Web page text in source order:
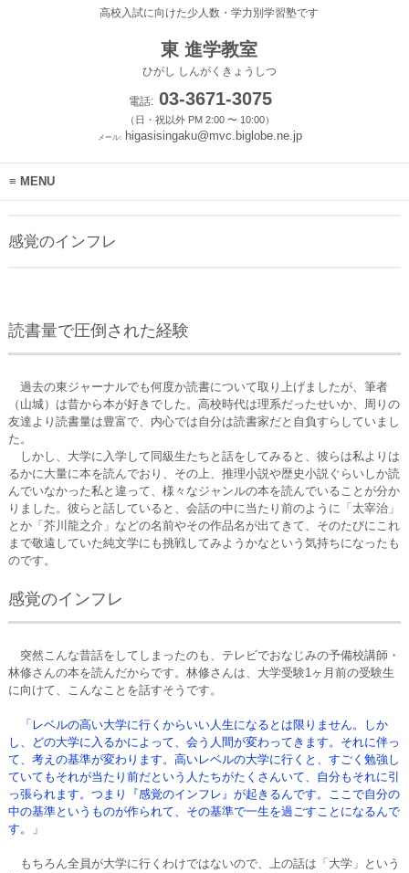
高校入試に向けた少人数・学力別学習塾です
東 進学教室
ひがし しんがくきょうしつ
電話:03-3671-3075
（日・祝以外 PM 2:00 〜 10:00）
メール: higasisingaku@mvc.biglobe.ne.jp
MENU
感覚のインフレ
読書量で圧倒された経験
過去の東ジャーナルでも何度か読書について取り上げましたが、筆者
（山城）は昔から本が好きでした。高校時代は理系だったせいか、周りの
友達より読書量は豊富で、内心では自分は読書家だと自負すらしていまし
た。
しかし、大学に入学して同級生たちと話をしてみると、彼らは私よりは
るかに大量に本を読んでおり、その上、推理小説や歴史小説ぐらいしか読
んでいなかった私と違って、様々なジャンルの本を読んでいることが分か
りました。彼らと話していると、会話の中に当たり前のように「太宰治」
とか「芥川龍之介」などの名前やその作品名が出てきて、そのたびにこれ
まで敬遠していた純文学にも挑戦してみようかなという気持ちになったも
のです。
感覚のインフレ
突然こんな昔話をしてしまったのも、テレビでおなじみの予備校講師・
林修さんの本を読んだからです。林修さんは、大学受験1ヶ月前の受験生
に向けて、こんなことを話すそうです。
「レベルの高い大学に行くからいい人生になるとは限りません。しか
し、どの大学に入るかによって、会う人間が変わってきます。それに伴っ
て、考えの基準が変わります。高いレベルの大学に行くと、すごく勉強し
ていてもそれが当たり前だという人たちがたくさんいて、自分もそれに引
っ張られます。つまり『感覚のインフレ』が起きるんです。ここで自分の
中の基準というものが作られて、その基準で一生を過ごすことになるんで
す。」
もちろん全員が大学に行くわけではないので、上の話は「大学」という